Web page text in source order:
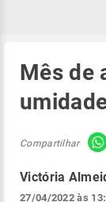
Mês de
Compartilhar
Victória
27/04/2022 às